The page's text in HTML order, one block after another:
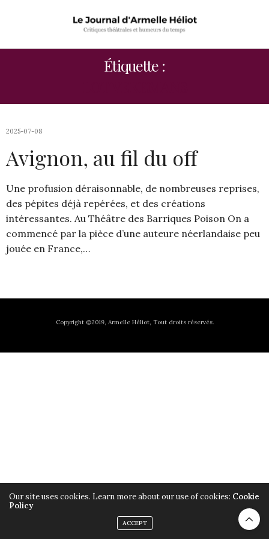
Étiquette :
2025-07-08
Avignon, au fil du off
Une profusion déraisonnable, de nombreuses reprises,
des pépites déjà repérées, et des créations
intéressantes. Au Théâtre des Barriques Poison On a
commencé par la pièce d’une auteure néerlandaise peu
jouée en France,…
Copyright ©2019, Armelle Héliot, Tout droits réservés.
Our site uses cookies. Learn more about our use of cookies: Cookie
Policy
ACCEPT